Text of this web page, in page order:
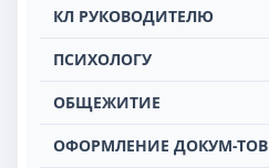
КЛ РУКОВОДИТЕЛЮ
ПСИХОЛОГУ
ОБЩЕЖИТИЕ
ОФОРМЛЕНИЕ ДОКУМ-ТОВ